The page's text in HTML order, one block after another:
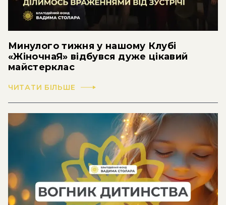
Минулого тижня у нашому Клубі
«ЖіночнаЯ» відбувся дуже цікавий
майстерклас
ЧИТАТИ БІЛЬШЕ